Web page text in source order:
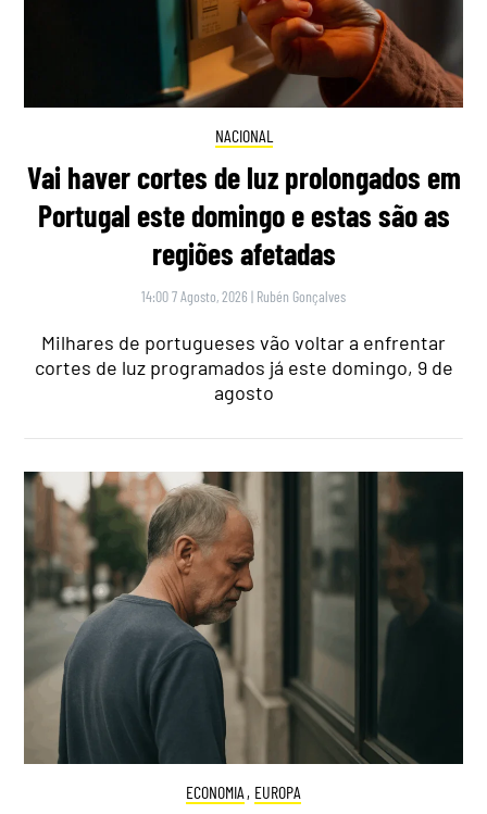
NACIONAL
Vai haver cortes de luz prolongados em
Portugal este domingo e estas são as
regiões afetadas
14:00 7 Agosto, 2026 | Rubén Gonçalves
Milhares de portugueses vão voltar a enfrentar
cortes de luz programados já este domingo, 9 de
agosto
ECONOMIA , EUROPA